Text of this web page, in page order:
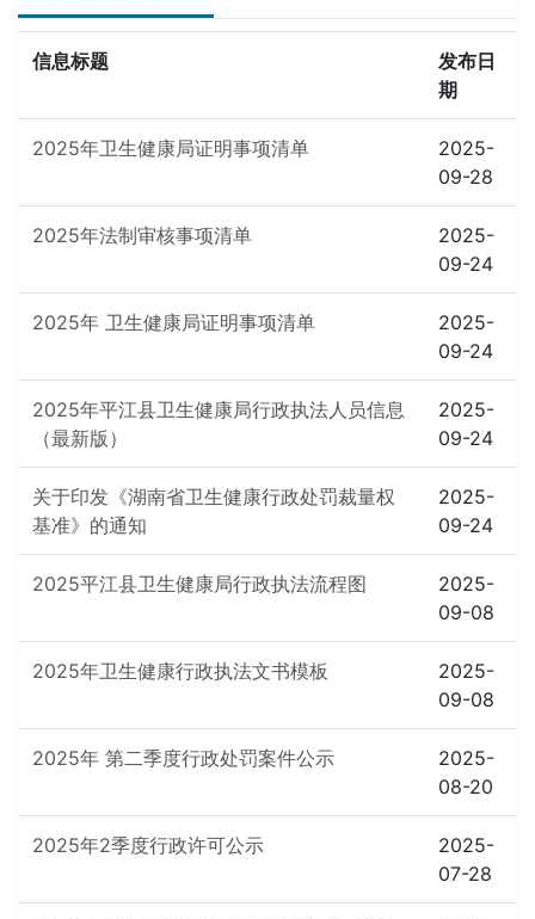
信息标题
发布日
期
2025年卫生健康局证明事项清单
2025-
09-28
2025年法制审核事项清单
2025-
09-24
2025年 卫生健康局证明事项清单
2025-
09-24
2025年平江县卫生健康局行政执法人员信息
（最新版）
2025-
09-24
关于印发《湖南省卫生健康行政处罚裁量权
基准》的通知
2025-
09-24
2025平江县卫生健康局行政执法流程图
2025-
09-08
2025年卫生健康行政执法文书模板
2025-
09-08
2025年 第二季度行政处罚案件公示
2025-
08-20
2025年2季度行政许可公示
2025-
07-28